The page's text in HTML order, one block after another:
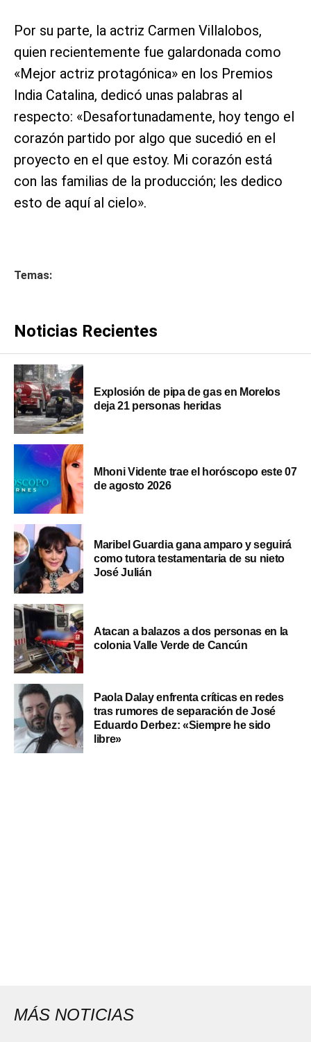
Por su parte, la actriz Carmen Villalobos,
quien recientemente fue galardonada como
«Mejor actriz protagónica» en los Premios
India Catalina, dedicó unas palabras al
respecto: «Desafortunadamente, hoy tengo el
corazón partido por algo que sucedió en el
proyecto en el que estoy. Mi corazón está
con las familias de la producción; les dedico
esto de aquí al cielo».
Temas:
Noticias Recientes
Explosión de pipa de gas en Morelos
deja 21 personas heridas
Mhoni Vidente trae el horóscopo este 07
de agosto 2026
Maribel Guardia gana amparo y seguirá
como tutora testamentaria de su nieto
José Julián
Atacan a balazos a dos personas en la
colonia Valle Verde de Cancún
Paola Dalay enfrenta críticas en redes
tras rumores de separación de José
Eduardo Derbez: «Siempre he sido
libre»
MÁS NOTICIAS